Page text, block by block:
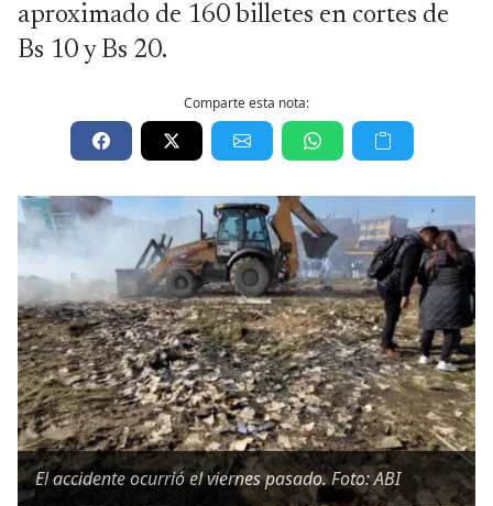
aproximado de 160 billetes en cortes de
Bs 10 y Bs 20.
Comparte esta nota:
El accidente ocurrió el viernes pasado. Foto: ABI